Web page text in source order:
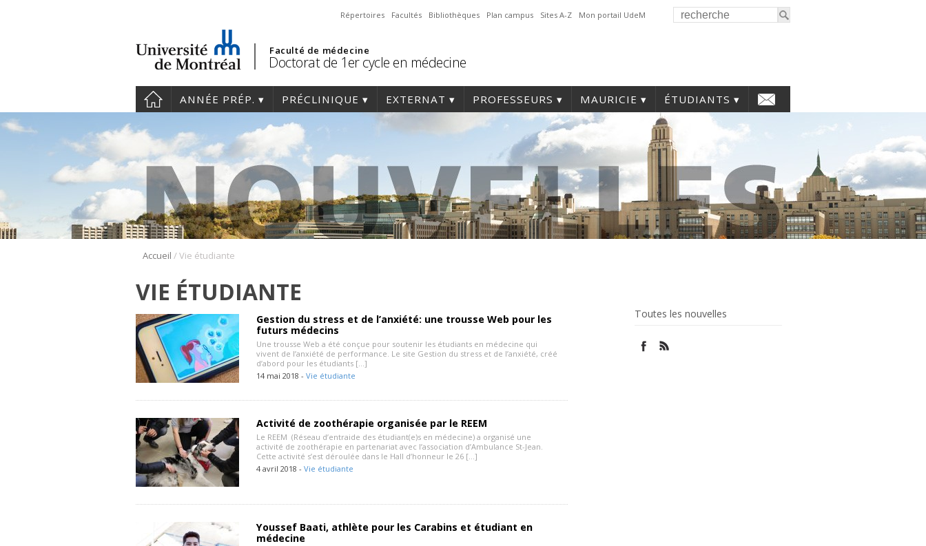
Répertoires Facultés Bibliothèques Plan campus Sites A-Z Mon portail UdeM
Faculté de médecine
Doctorat de 1er cycle en médecine
ANNÉE PRÉP. PRÉCLINIQUE EXTERNAT PROFESSEURS MAURICIE ÉTUDIANTS
Accueil /Vie étudiante
VIE ÉTUDIANTE
Gestion du stress et de l’anxiété: une trousse Web pour les
futurs médecins
Une trousse Web a été conçue pour soutenir les étudiants en médecine qui
vivent de l’anxiété de performance. Le site Gestion du stress et de l’anxiété, créé
d’abord pour les étudiants […]
14 mai 2018 - Vie étudiante
Activité de zoothérapie organisée par le REEM
Le REEM (Réseau d’entraide des étudiant(e)s en médecine) a organisé une
activité de zoothérapie en partenariat avec l’association d’Ambulance St-Jean.
Cette activité s’est déroulée dans le Hall d’honneur le 26 […]
4 avril 2018 - Vie étudiante
Youssef Baati, athlète pour les Carabins et étudiant en
médecine
Toutes les nouvelles